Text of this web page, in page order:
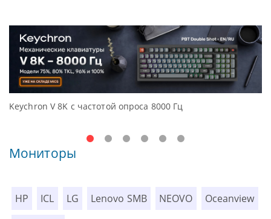
Keychron V 8K с частотой опроса 8000 Гц
Мониторы
HP ICL LG Lenovo SMB NEOVO Oceanview